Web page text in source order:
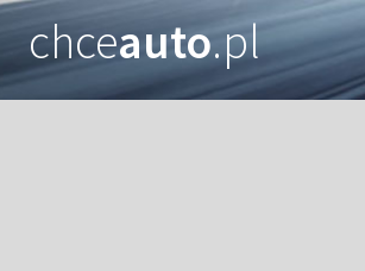
chceauto.pl